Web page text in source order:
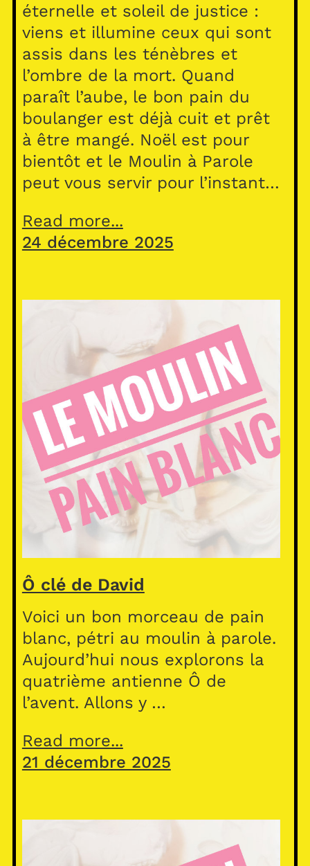
éternelle et soleil de justice :
viens et illumine ceux qui sont
assis dans les ténèbres et
l’ombre de la mort. Quand
paraît l’aube, le bon pain du
boulanger est déjà cuit et prêt
à être mangé. Noël est pour
bientôt et le Moulin à Parole
peut vous servir pour l’instant…
Read more...
24 décembre 2025
Ô clé de David
Voici un bon morceau de pain
blanc, pétri au moulin à parole.
Aujourd’hui nous explorons la
quatrième antienne Ô de
l’avent. Allons y …
Read more...
21 décembre 2025